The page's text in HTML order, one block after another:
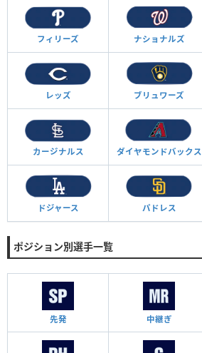
フィリーズ ナショナルズ
レッズ ブリュワーズ
カージナルス ダイヤモンドバックス
ドジャース パドレス
ポジション別選手一覧
先発 中継ぎ